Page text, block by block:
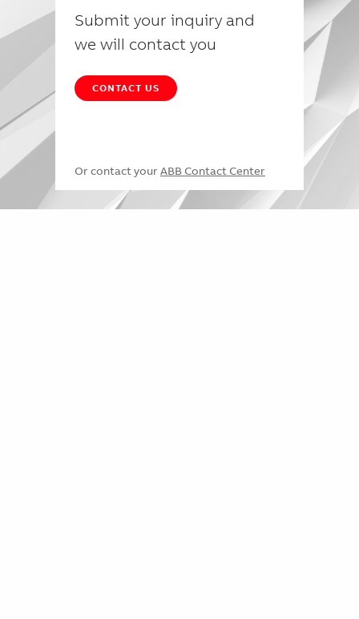
Submit your inquiry and
we will contact you
CONTACT US
Or contact your ABB Contact Center